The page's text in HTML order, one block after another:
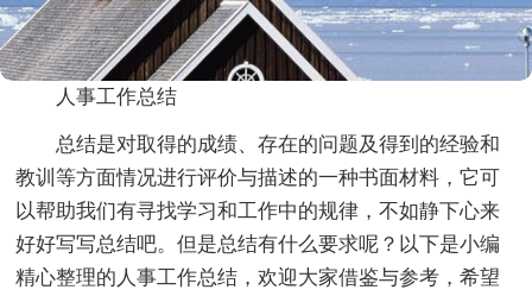
人事工作总结
总结是对取得的成绩、存在的问题及得到的经验和
教训等方面情况进行评价与描述的一种书面材料，它可
以帮助我们有寻找学习和工作中的规律，不如静下心来
好好写写总结吧。但是总结有什么要求呢？以下是小编
精心整理的人事工作总结，欢迎大家借鉴与参考，希望